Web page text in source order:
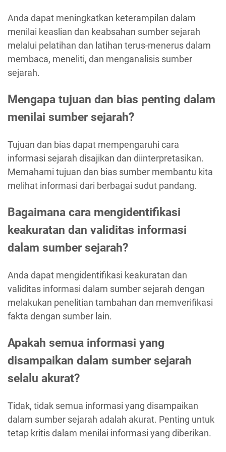
Anda dapat meningkatkan keterampilan dalam
menilai keaslian dan keabsahan sumber sejarah
melalui pelatihan dan latihan terus-menerus dalam
membaca, meneliti, dan menganalisis sumber
sejarah.
Mengapa tujuan dan bias penting dalam
menilai sumber sejarah?
Tujuan dan bias dapat mempengaruhi cara
informasi sejarah disajikan dan diinterpretasikan.
Memahami tujuan dan bias sumber membantu kita
melihat informasi dari berbagai sudut pandang.
Bagaimana cara mengidentifikasi
keakuratan dan validitas informasi
dalam sumber sejarah?
Anda dapat mengidentifikasi keakuratan dan
validitas informasi dalam sumber sejarah dengan
melakukan penelitian tambahan dan memverifikasi
fakta dengan sumber lain.
Apakah semua informasi yang
disampaikan dalam sumber sejarah
selalu akurat?
Tidak, tidak semua informasi yang disampaikan
dalam sumber sejarah adalah akurat. Penting untuk
tetap kritis dalam menilai informasi yang diberikan.